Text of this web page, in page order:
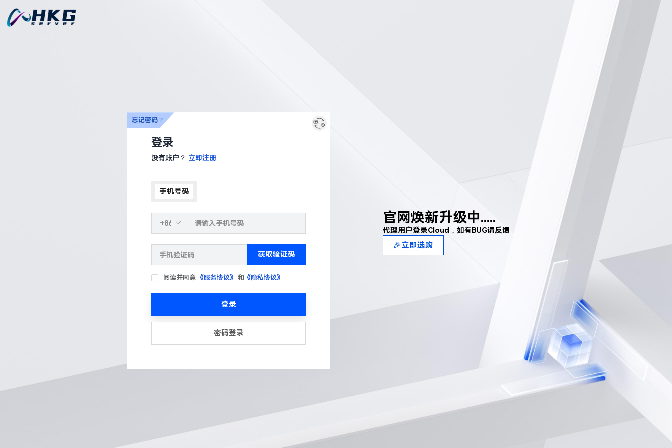
登录
没有账户？ 立即注册
手机号码
获取验证码
阅读并同意 《服务协议》 和 《隐私协议》
忘记密码？
登录
密码登录
官网焕新升级中.....
代理用户登录Cloud，如有BUG请反馈
🎉立即选购